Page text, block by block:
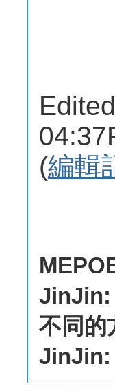
(編輯
JinJin:
不同的
JinJin: